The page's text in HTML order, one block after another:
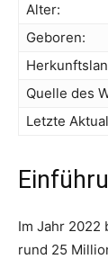
Alter:
Geboren:
Quelle des
Letzte
Im Jahr 2022
rund 25